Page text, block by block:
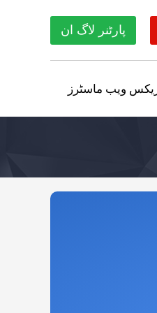
پارٹنر لاگ ان
ویب ماسٹرز